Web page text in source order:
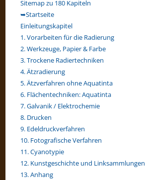
Sitemap zu 180 Kapiteln
➥Startseite
Einleitungskapitel
1. Vorarbeiten für die Radierung
2. Werkzeuge, Papier & Farbe
3. Trockene Radiertechniken
4. Ätzradierung
5. Ätzverfahren ohne Aquatinta
6. Flächentechniken: Aquatinta
7. Galvanik / Elektrochemie
8. Drucken
9. Edeldruckverfahren
10. Fotografische Verfahren
11. Cyanotypie
12. Kunstgeschichte und Linksammlungen
13. Anhang